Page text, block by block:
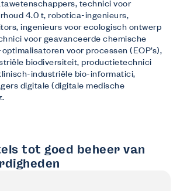
technici voor
4.0 t, robotica-ingenieurs,
ingenieurs voor ecologisch ontwerp
voor geavanceerde chemische
voor processen (EOP’s),
biodiversiteit, productietechnici
industriële bio-informatici,
digitale (digitale medische
tot goed beheer van